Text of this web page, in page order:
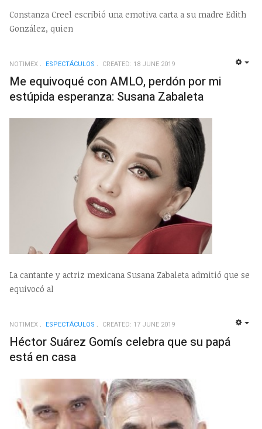
Constanza Creel escribió una emotiva carta a su madre Edith
González, quien
NOTIMEX ESPECTÁCULOS CREATED: 18 JUNE 2019
Me equivoqué con AMLO, perdón por mi
estúpida esperanza: Susana Zabaleta
La cantante y actriz mexicana Susana Zabaleta admitió que se
equivocó al
NOTIMEX ESPECTÁCULOS CREATED: 17 JUNE 2019
Héctor Suárez Gomís celebra que su papá
está en casa